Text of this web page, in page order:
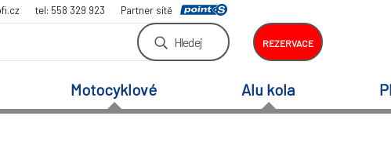
tel: 558 329 923 Partner sítě
Hledej REZERVACE
Motocyklové Alu kola